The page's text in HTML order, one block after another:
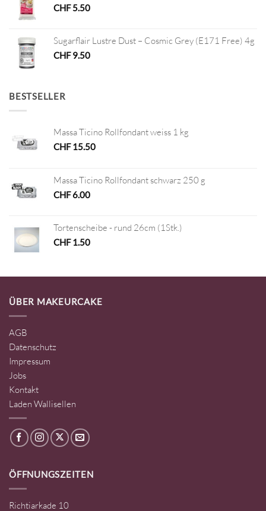
CHF5.50
Sugarflair Lustre Dust – Cosmic Grey (E171 Free) 4g
CHF9.50
BESTSELLER
Massa Ticino Rollfondant weiss 1 kg
CHF15.50
Massa Ticino Rollfondant schwarz 250 g
CHF6.00
Tortenscheibe - rund 26cm (1Stk.)
CHF1.50
ÜBER MAKEURCAKE
AGB
Datenschutz
Impressum
Jobs
Kontakt
Laden Wallisellen
ÖFFNUNGSZEITEN
Richtiarkade 10